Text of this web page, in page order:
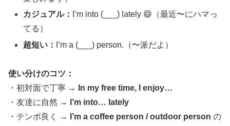
カジュアル：
I’m into (___) lately 😄（最近〜にハマっ
てる）
超短い：
I’m a (___) person.（〜派だよ）
使い分けのコツ：
・初対面で丁寧 →
In my free time, I enjoy…
・友達に自然 →
I’m into… lately
・テンポ良く →
I’m a coffee person / outdoor person の